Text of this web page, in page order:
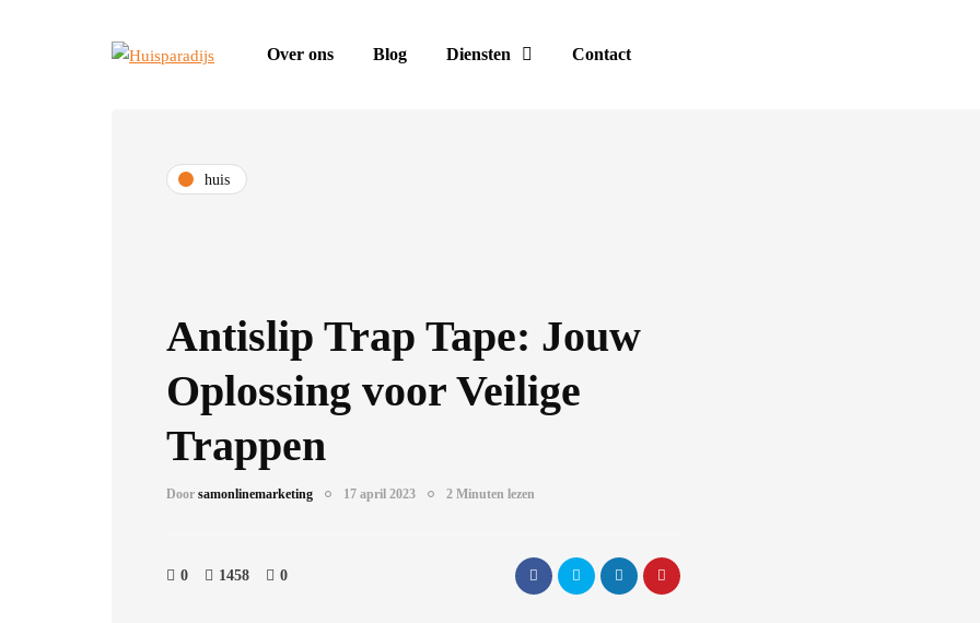
Over ons Blog Diensten Contact
huis
Antislip Trap Tape: Jouw
Oplossing voor Veilige
Trappen
Door samonlinemarketing 17 april 2023 2 Minuten lezen
0 1458 0